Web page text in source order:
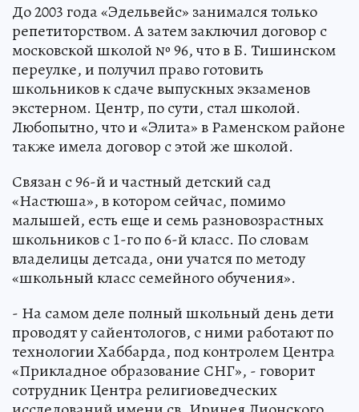
До 2003 года «Эдельвейс» занимался только
репетиторством. А затем заключил договор с
московской школой № 96, что в Б. Тишинском
переулке, и получил право готовить
школьников к сдаче выпускных экзаменов
экстерном. Центр, по сути, стал школой.
Любопытно, что и «Элита» в Раменском районе
также имела договор с этой же школой.
Связан с 96-й и частный детский сад
«Настюша», в котором сейчас, помимо
малышей, есть еще и семь разновозрастных
школьников с 1-го по 6-й класс. По словам
владелицы детсада, они учатся по методу
«школьный класс семейного обучения».
- На самом деле полный школьный день дети
проводят у сайентологов, с ними работают по
технологии Хаббарда, под контролем Центра
«Прикладное образование СНГ», - говорит
сотрудник Центра религиоведческих